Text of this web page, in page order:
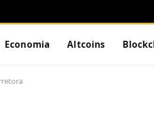
Economia Altcoins